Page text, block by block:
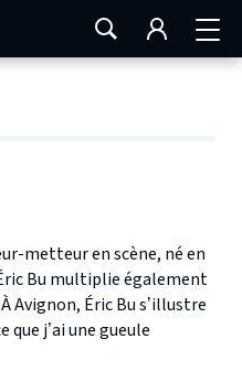
LA ROCHELLE
metteur en scène, né en
Bu multiplie également
Avignon, Éric Bu s’illustre
que j’ai une gueule